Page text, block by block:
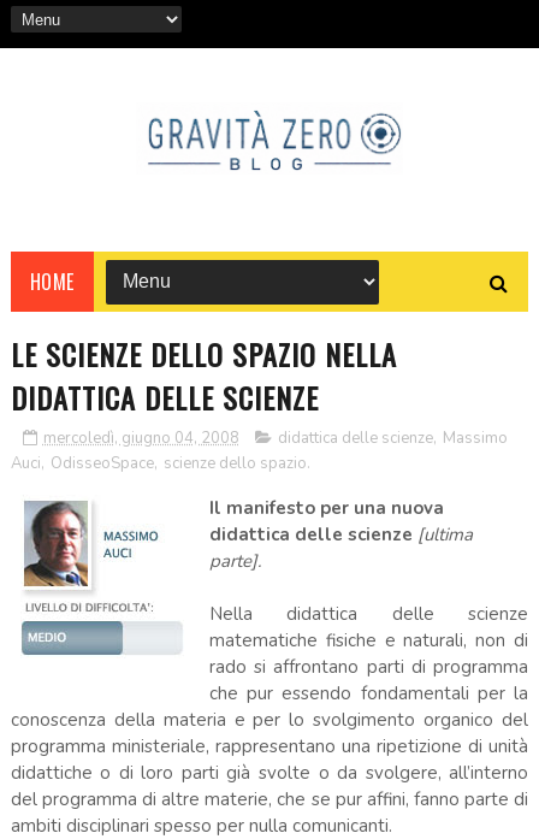
HOME
LE SCIENZE DELLO SPAZIO NELLA
DIDATTICA DELLE SCIENZE
mercoledì, giugno 04, 2008 didattica delle scienze, Massimo
Auci, OdisseoSpace, scienze dello spazio.
Il manifesto per una nuova
didattica delle scienze [ultima
parte].
Nella didattica delle scienze
matematiche fisiche e naturali, non di
rado si affrontano parti di programma
che pur essendo fondamentali per la
conoscenza della materia e per lo svolgimento organico del
programma ministeriale, rappresentano una ripetizione di unità
didattiche o di loro parti già svolte o da svolgere, all’interno
del programma di altre materie, che se pur affini, fanno parte di
ambiti disciplinari spesso per nulla comunicanti.